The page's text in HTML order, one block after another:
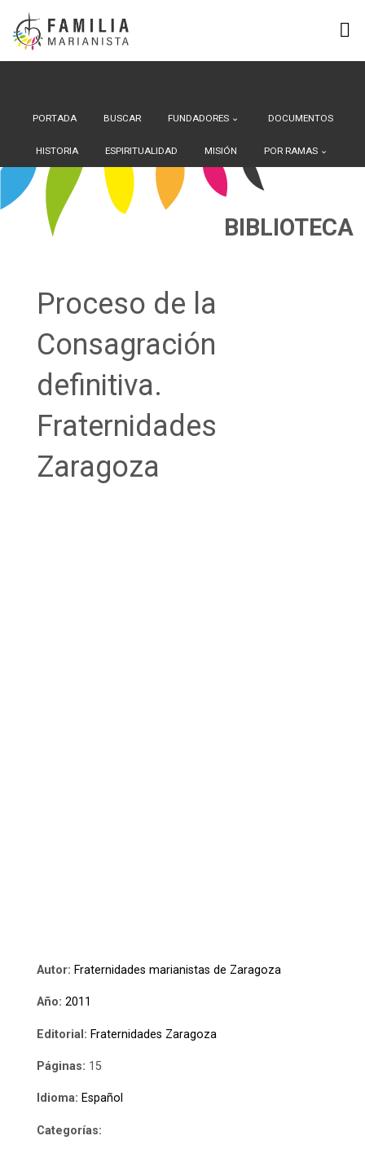
Saltar
contenido
PORTADA BUSCAR FUNDADORES DOCUMENTOS
HISTORIA ESPIRITUALIDAD MISIÓN POR RAMAS
BIBLIOTECA
Proceso de la
Consagración
definitiva.
Fraternidades
Zaragoza
Autor: Fraternidades marianistas de Zaragoza
Año: 2011
Editorial: Fraternidades Zaragoza
Páginas: 15
Idioma: Español
Categorías: